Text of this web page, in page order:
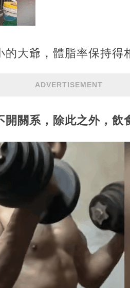
大爺，體脂率保持得
ADVERTISEMENT
關系，除此之外，飲